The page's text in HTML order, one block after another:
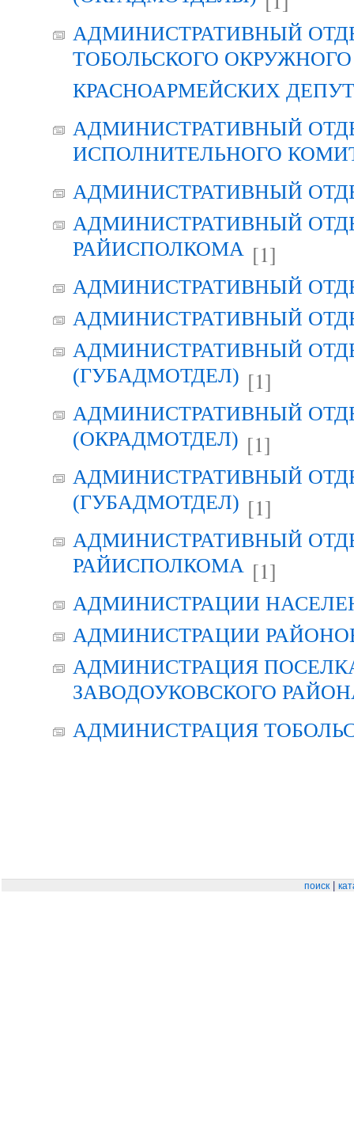
АДМИНИСТРАТИВНЫЙ
ТОБОЛЬСКОГО
КРАСНОАРМЕЙСКИХ
АДМИНИСТРАТИВНЫЙ
ИСПОЛНИТЕЛЬНОГО
АДМИНИСТРАТИВНЫЙ
АДМИНИСТРАТИВНЫЙ
РАЙИСПОЛКОМА [1]
АДМИНИСТРАТИВНЫЙ
АДМИНИСТРАТИВНЫЙ
АДМИНИСТРАТИВНЫЙ
(ГУБАДМОТДЕЛ) [1]
АДМИНИСТРАТИВНЫЙ
(ОКРАДМОТДЕЛ) [1]
АДМИНИСТРАТИВНЫЙ
(ГУБАДМОТДЕЛ) [1]
АДМИНИСТРАТИВНЫЙ
РАЙИСПОЛКОМА [1]
АДМИНИСТРАЦИИ
АДМИНИСТРАЦИИ
АДМИНИСТРАЦИЯ
ЗАВОДОУКОВСКОГО
АДМИНИСТРАЦИЯ
поиск